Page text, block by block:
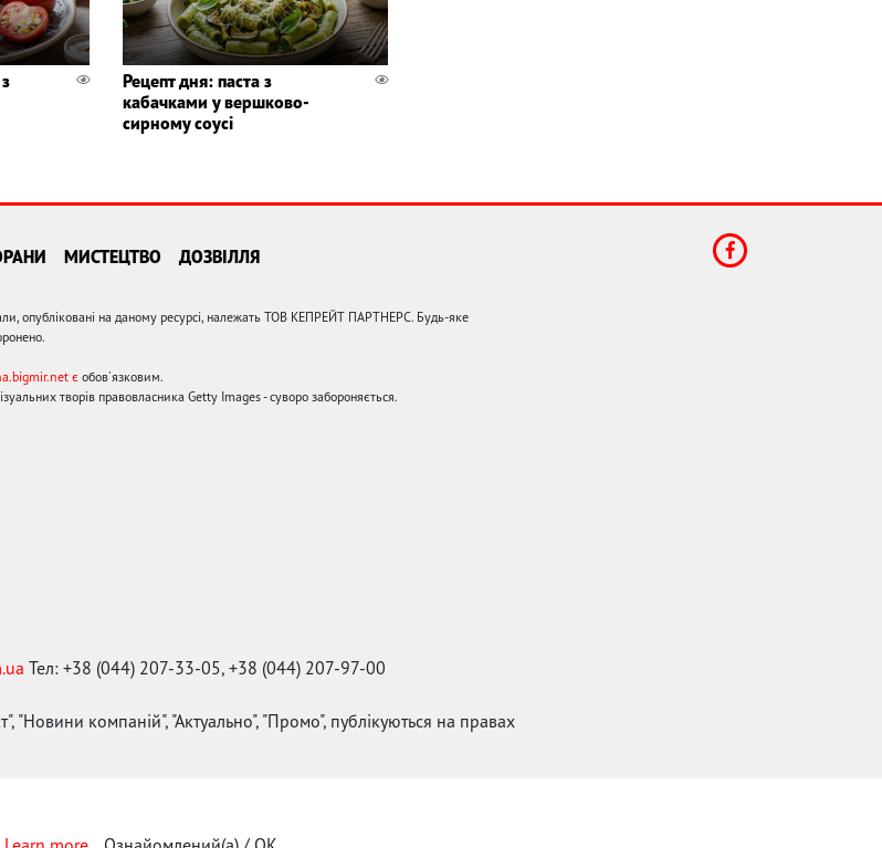
Рецепт дня: паста з
кабачками у вершково-
сирному соусі
МИСТЕЦТВО ДОЗВІЛЛЯ
опубліковані на даному ресурсі, належать ТОВ КЕПРЕЙТ ПАРТНЕРС. Будь-яке
є обов'язковим.
творів правовласника Getty Images - суворо забороняється.
Тел: +38 (044) 207-33-05, +38 (044) 207-97-00
"Новини компаній", "Актуально", "Промо", публікуються на правах